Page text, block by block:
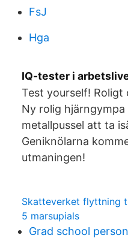
FsJ
Hga
IQ-tester i
Test yourself! Roligt
Ny rolig
metallpussel att ta
Geniknölarna
utmaningen!
Skatteverket flyttning
5 marsupials
Grad school